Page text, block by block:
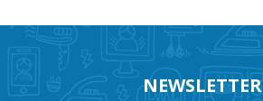
NEWSLETTER